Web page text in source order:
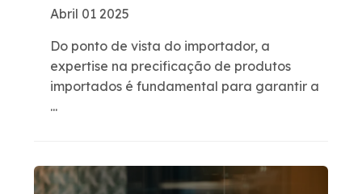
Abril 01 2025
Do ponto de vista do importador, a
expertise na precificação de produtos
importados é fundamental para garantir a
...